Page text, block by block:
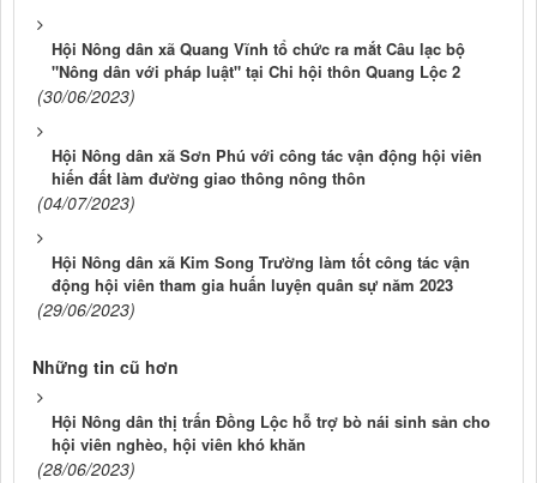
Hội Nông dân xã Quang Vĩnh tổ chức ra mắt Câu lạc bộ
"Nông dân với pháp luật" tại Chi hội thôn Quang Lộc 2
(30/06/2023)
Hội Nông dân xã Sơn Phú với công tác vận động hội viên
hiến đất làm đường giao thông nông thôn
(04/07/2023)
Hội Nông dân xã Kim Song Trường làm tốt công tác vận
động hội viên tham gia huấn luyện quân sự năm 2023
(29/06/2023)
Những tin cũ hơn
Hội Nông dân thị trấn Đồng Lộc hỗ trợ bò nái sinh sản cho
hội viên nghèo, hội viên khó khăn
(28/06/2023)